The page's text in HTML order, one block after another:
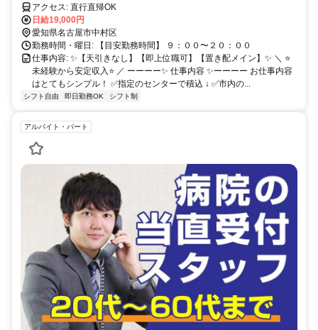
歴不問⭐履歴書不要で手ぶらスタートOK！！
アクセス: 直行直帰OK
日給19,000円
愛知県名古屋市中村区
勤務時間・曜日: 【目安勤務時間】 ９：００〜２０：００
仕事内容: ✨【天引きなし】【即上位職可】【置き配メイン】✨ ＼ ⭐
未経験から安定収入⭐ ／ ーーーー✨ 仕事内容 ✨ーーーー お仕事内容
はとてもシンプル！ ✅指定のセンターで積込 ↓ ✅市内の...
シフト自由 即日勤務OK シフト制
アルバイト・パート